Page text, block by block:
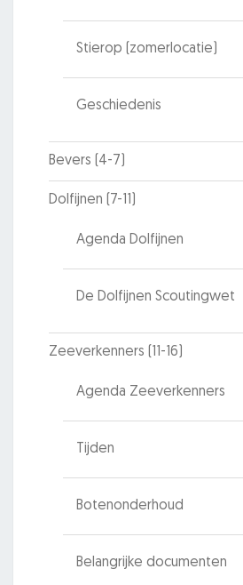
Stierop (zomerlocatie)
Geschiedenis
Bevers (4-7)
Dolfijnen (7-11)
Agenda Dolfijnen
De Dolfijnen Scoutingwet
Zeeverkenners (11-16)
Agenda Zeeverkenners
Tijden
Botenonderhoud
Belangrijke documenten